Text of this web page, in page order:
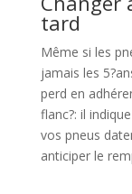
tard
Même si les
jamais les
perd en
flanc?: il
vos pneus
anticiper le